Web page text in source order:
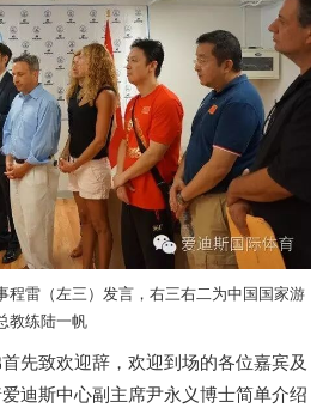
程雷（左三）发言，右三右二为中国国家游
教练陆一帆
先致欢迎辞，欢迎到场的各位嘉宾及
迪斯中心副主席尹永义博士简单介绍